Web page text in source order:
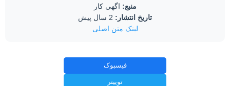
منبع: اگهی کار
تاریخ انتشار:
لینک متن اصلی
فیسبوک
توییتر